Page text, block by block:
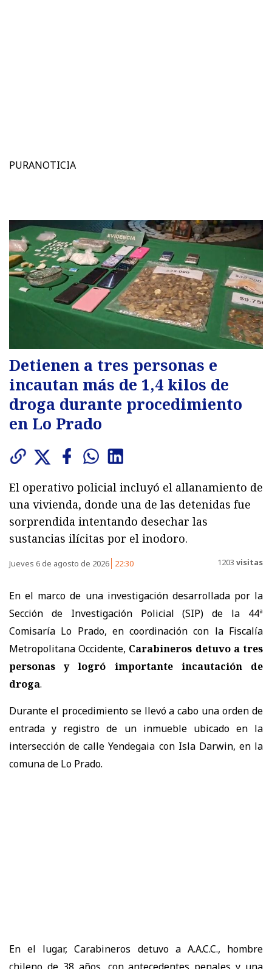
PURANOTICIA
Detienen a tres personas e
incautan más de 1,4 kilos de
droga durante procedimiento
en Lo Prado
El operativo policial incluyó el allanamiento de
una vivienda, donde una de las detenidas fue
sorprendida intentando desechar las
sustancias ilícitas por el inodoro.
Jueves 6 de agosto de 2026 22:30 1203 visitas
En el marco de una investigación desarrollada por la
Sección de Investigación Policial (SIP) de la 44ª
Comisaría Lo Prado, en coordinación con la Fiscalía
Metropolitana Occidente, Carabineros detuvo a tres
personas y logró importante incautación de
droga.
Durante el procedimiento se llevó a cabo una orden de
entrada y registro de un inmueble ubicado en la
intersección de calle Yendegaia con Isla Darwin, en la
comuna de Lo Prado.
En el lugar, Carabineros detuvo a A.A.C.C., hombre